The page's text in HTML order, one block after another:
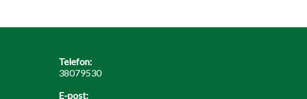
Telefon:
38079530
E-post: